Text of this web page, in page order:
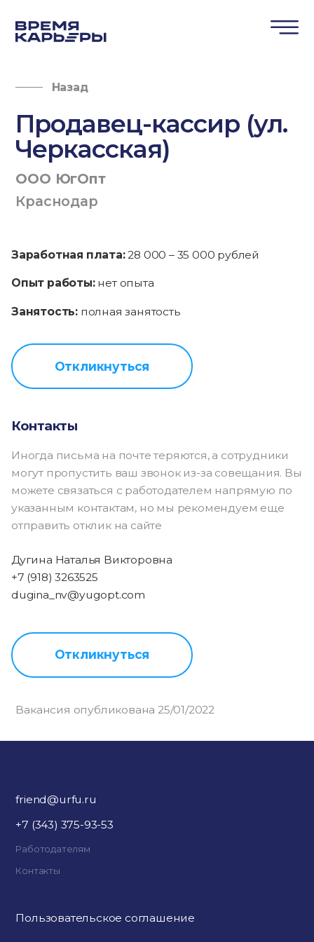
Назад
Продавец-кассир (ул.
Черкасская)
ООО ЮгОпт
Краснодар
Заработная плата:28 000 – 35 000 рублей
Опыт работы:нет опыта
Занятость: полная занятость
Откликнуться
Контакты
Иногда письма на почте теряются, а сотрудники
могут пропустить ваш звонок из-за совещания. Вы
можете связаться с работодателем напрямую по
указанным контактам, но мы рекомендуем еще
отправить отклик на сайте
Дугина Наталья Викторовна
+7 (918) 3263525
dugina_nv@yugopt.com
Откликнуться
Вакансия опубликована 25/01/2022
friend@urfu.ru
+7 (343) 375-93-53
Работодателям
Контакты
Пользовательское соглашение